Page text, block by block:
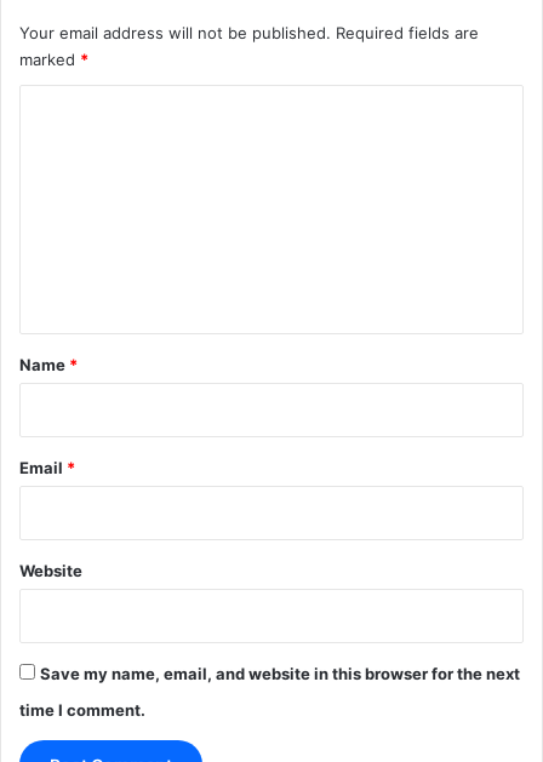
Your email address will not be published. Required fields are
marked *
*
Name *
Email *
Website
Save my name, email, and website in this browser for the next
time I comment.